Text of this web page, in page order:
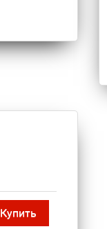
Купить